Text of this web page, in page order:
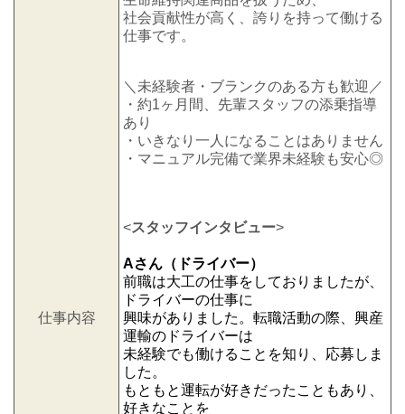
仕事内容
社会貢献性が高く、誇りを持って働ける
仕事です。
＼未経験者・ブランクのある方も歓迎／
・約1ヶ月間、先輩スタッフの添乗指導
あり
・いきなり一人になることはありません
・マニュアル完備で業界未経験も安心◎
<スタッフインタビュー>
Aさん（ドライバー）
前職は大工の仕事をしておりましたが、
ドライバーの仕事に
興味がありました。転職活動の際、興産
運輸のドライバーは
未経験でも働けることを知り、応募しま
した。
もともと運転が好きだったこともあり、
好きなことを